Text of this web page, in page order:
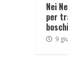
Nei
per
9